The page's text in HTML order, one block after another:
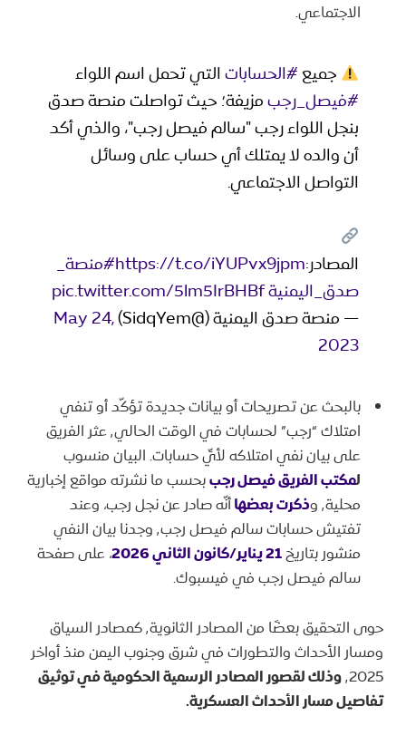
الاجتماعي.
جميع #الحساباتالتي تحمل اسم اللواء
#فيصل_رجبمزيفة؛ حيث تواصلت منصة صدق
بنجل اللواء رجب "سالم فيصل رجب"، والذي أكد
أن والده لا يمتلك أي حساب على وسائل
التواصل الاجتماعي.
المصادر:https://t.co/iYUPvx9jpm#منصة_
صدق_اليمنيةpic.twitter.com/5lm5IrBHBf
— منصة صدق اليمنية (@SidqYem)
May 24,
2023
بالبحث عن تصريحات أو بيانات جديدة تؤكّد أو تنفي
امتلاك “رجب” لحسابات في الوقت الحالي٬ عثر الفريق
على بيان نفي امتلاكه لأيِّ حسابات. البيان منسوب
لمكتب الفريق فيصل رجببحسب ما نشرته مواقع إخبارية
محلية٬ و
ذكرت بعضهاأنّه صادر عن نجل رجب، وعند
تفتيش حسابات سالم فيصل رجب٬ وجدنا بيان النفي
منشور بتاريخ21 يناير/كانون الثاني 2026
، على صفحة
سالم فيصل رجب في فيسبوك.
حوى التحقيق بعضًا من المصادر الثانوية٬ كمصادر السياق
ومسار الأحداث والتطورات في شرق وجنوب اليمن منذ أواخر
٬2025وذلك لقصور المصادر الرسمية الحكومية في توثيق
تفاصيل مسار الأحداث العسكرية.